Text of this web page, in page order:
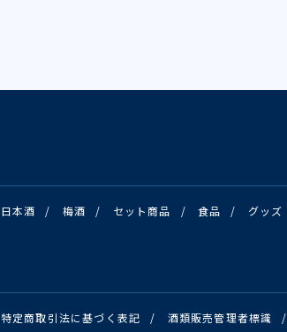
日本酒 / 梅酒 / セット商品 / 食品 / グッズ
特定商取引法に基づく表記 / 酒類販売管理者標識 /